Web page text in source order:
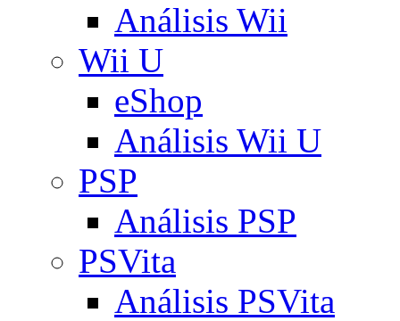
Análisis Wii
Wii U
eShop
Análisis Wii U
PSP
Análisis PSP
PSVita
Análisis PSVita